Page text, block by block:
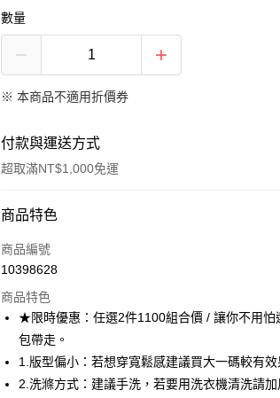
數量
※ 本商品不適用折價券
付款與運送方式
超取滿NT$1,000免運
付款方式
信用卡一次付款
LINE Pay
Apple Pay
街口支付
商品特色
商品編號
10398628
商品特色
★限時優惠：任選2件1100組合價 / 讓你不用怕
包帶走。
1.版型偏小：若想穿寬鬆感建議買大一碼較有效
2.洗滌方式：建議手洗，若要用洗衣機清洗請